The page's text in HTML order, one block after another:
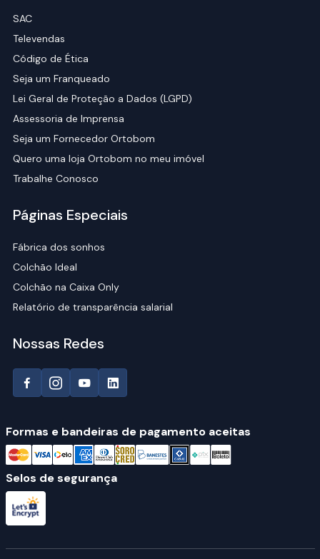
SAC
Televendas
Código de Ética
Seja um Franqueado
Lei Geral de Proteção a Dados (LGPD)
Assessoria de Imprensa
Seja um Fornecedor Ortobom
Quero uma loja Ortobom no meu imóvel
Trabalhe Conosco
Páginas Especiais
Fábrica dos sonhos
Colchão Ideal
Colchão na Caixa Only
Relatório de transparência salarial
Nossas Redes
Formas e bandeiras de pagamento aceitas
Selos de segurança